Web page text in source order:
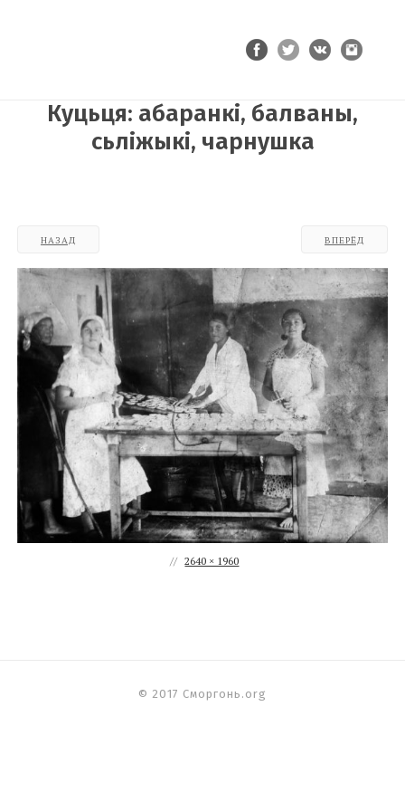
Куцьця: абаранкі, балваны,
сьліжыкі, чарнушка
ВПЕРЁД
НАЗАД
2640 × 1960
© 2017 Сморгонь.org